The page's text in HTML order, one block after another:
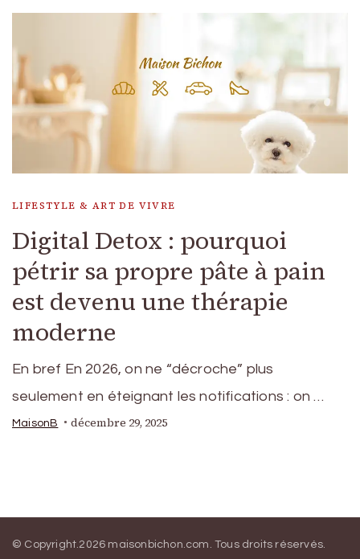
LIFESTYLE & ART DE VIVRE
Digital Detox : pourquoi
pétrir sa propre pâte à pain
est devenu une thérapie
moderne
En bref En 2026, on ne “décroche” plus
seulement en éteignant les notifications : on …
MaisonB décembre 29, 2025
© Copyright.2026 maisonbichon.com . Tous droits réservés.